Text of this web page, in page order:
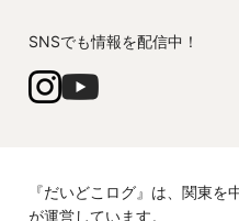
SNSでも情報を配信中！
『だいどこログ』は、関東
が運営しています。